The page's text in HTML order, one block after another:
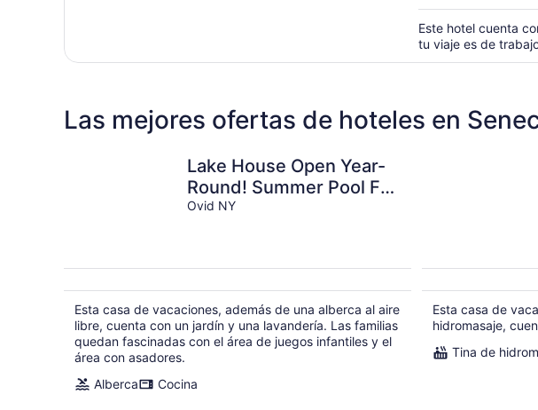
Este hotel cuenta
tu viaje es de
Las mejores ofertas de hoteles en
Lake House Open Year-
Round! Summer Pool Fun
& Fireplace Cozy Winter
Ovid NY
Esta casa de vacaciones, además de una alberca al aire
libre, cuenta con un jardín y una lavandería. Las familias
quedan fascinadas con el área de juegos infantiles y el
área con asadores.
Alberca
Cocina
Esta casa de
hidromasaje,
Tina de